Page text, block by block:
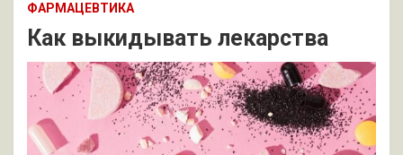
ФАРМАЦЕВТИКА
Как выкидывать лекарства